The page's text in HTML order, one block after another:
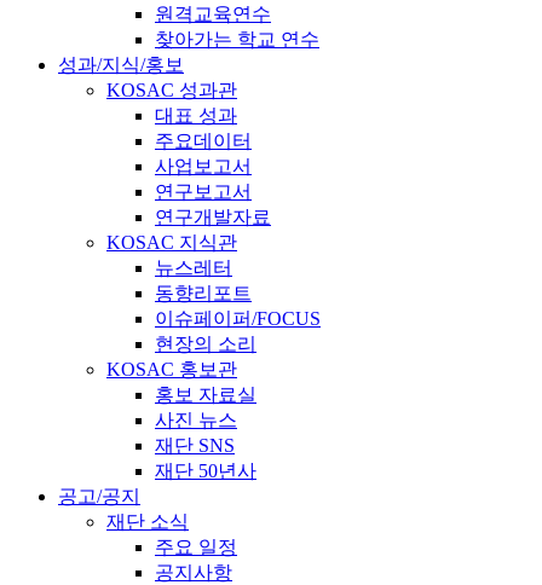
원격교육연수
찾아가는 학교 연수
성과/지식/홍보
KOSAC 성과관
대표 성과
주요데이터
사업보고서
연구보고서
연구개발자료
KOSAC 지식관
뉴스레터
동향리포트
이슈페이퍼/FOCUS
현장의 소리
KOSAC 홍보관
홍보 자료실
사진 뉴스
재단 SNS
재단 50년사
공고/공지
재단 소식
주요 일정
공지사항